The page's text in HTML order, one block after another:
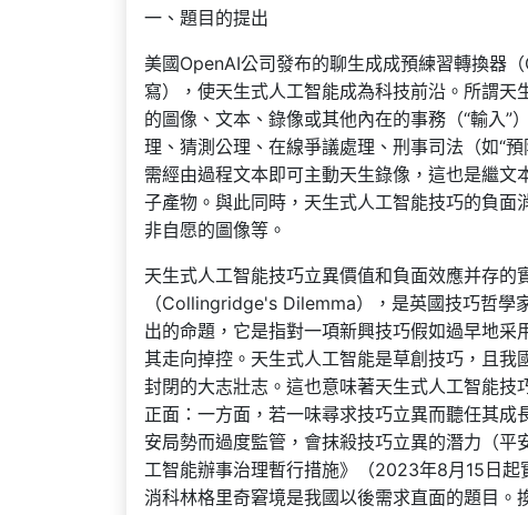
一、題目的提出
美國OpenAI公司發布的聊生成成預練習轉換器
寫），使天生式人工智能成為科技前沿。所謂天
的圖像、文本、錄像或其他內在的事務（“輸入
理、猜測公理、在線爭議處理、刑事司法（如“
需經由過程文本即可主動天生錄像，這也是繼
子產物。與此同時，天生式人工智能技巧的負
非自愿的圖像等。
天生式人工智能技巧立異價值和負面效應并存
（Collingridge's Dilemma），是英國技巧哲學
出的命題，它是指對一項新興技巧假如過早地
其走向掉控。天生式人工智能是草創技巧，且
封閉的大志壯志。這也意味著天生式人工智能
正面：一方面，若一味尋求技巧立異而聽任其
安局勢而過度監管，會抹殺技巧立異的潛力（
工智能辦事治理暫行措施》（2023年8月15日
消科林格里奇窘境是我國以後需求直面的題目